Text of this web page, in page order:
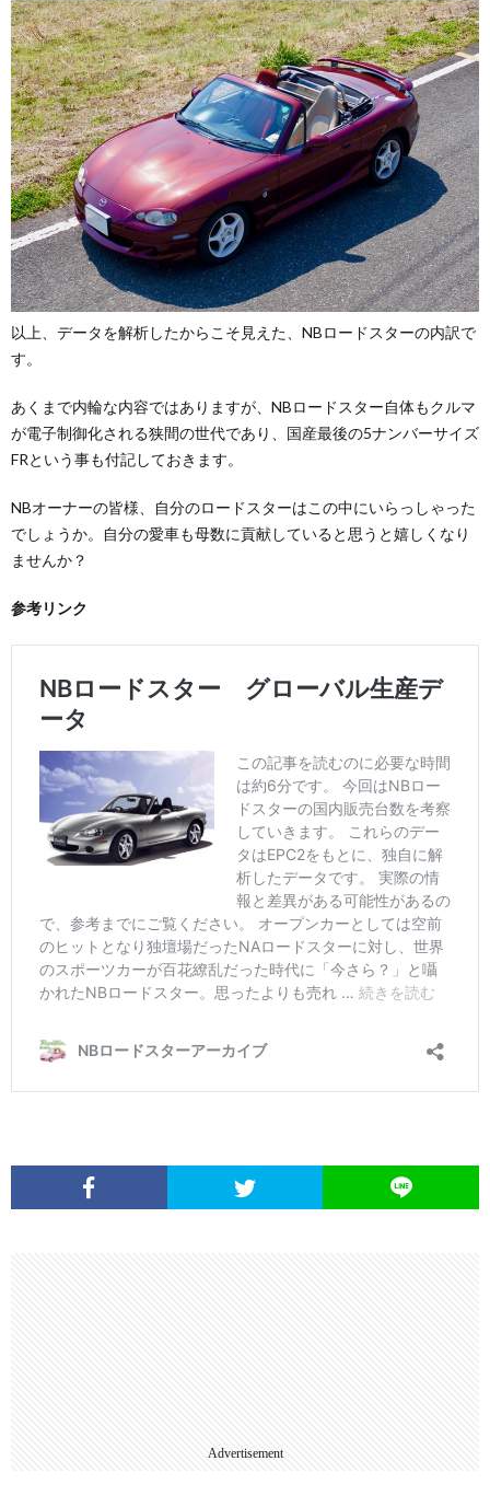
以上、データを解析したからこそ見えた、NBロードスターの内訳で
す。
あくまで内輪な内容ではありますが、NBロードスター自体もクルマ
が電子制御化される狭間の世代であり、国産最後の5ナンバーサイズ
FRという事も付記しておきます。
NBオーナーの皆様、自分のロードスターはこの中にいらっしゃった
でしょうか。自分の愛車も母数に貢献していると思うと嬉しくなり
ませんか？
参考リンク
Advertisement